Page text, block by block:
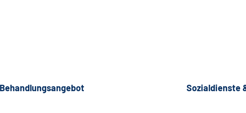
Behandlungsangebot Sozialdienste